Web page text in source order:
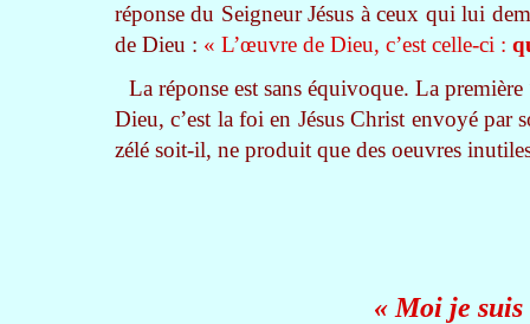
réponse du Seigneur Jésus à ceux qui lui
de Dieu : « L’œuvre de Dieu, c’est celle-ci :
La réponse est sans équivoque. La
Dieu, c’est la foi en Jésus Christ envoyé par
zélé soit-il, ne produit que des oeuvres
« Moi je